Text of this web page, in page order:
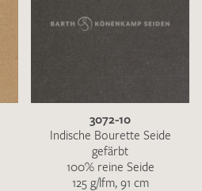
3072-10
Indische Bourette Seide
gefärbt
100% reine Seide
125 g/lfm, 91 cm